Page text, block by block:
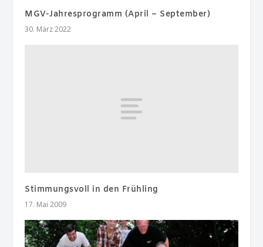
MGV-Jahresprogramm (April – September)
30. März 2022
Stimmungsvoll in den Frühling
17. Mai 2009